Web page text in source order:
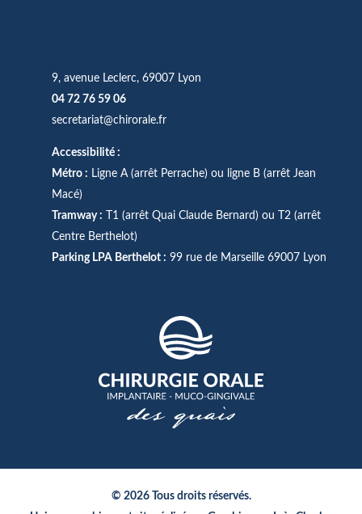
9, avenue Leclerc, 69007 Lyon
04 72 76 59 06
secretariat@chirorale.fr
Accessibilité :
Métro : Ligne A (arrêt Perrache) ou ligne B (arrêt Jean
Macé)
Tramway : T1 (arrêt Quai Claude Bernard) ou T2 (arrêt
Centre Berthelot)
Parking LPA Berthelot : 99 rue de Marseille 69007 Lyon
© 2026 Tous droits réservés.